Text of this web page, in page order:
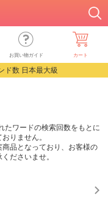
お買い物ガイド カート
ド数 日本最大級
たワードの検索回数をもとに
りません。
品となっており、お客様の
ださいませ。